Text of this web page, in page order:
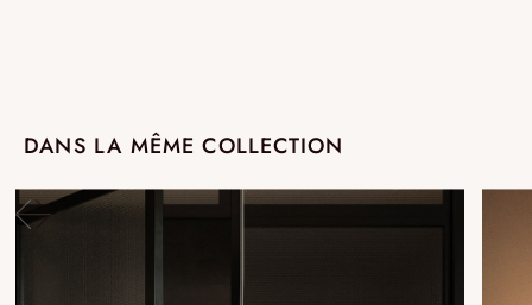
DANS LA MÊME COLLECTION